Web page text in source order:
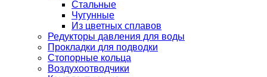
Стальные
Чугунные
Из цветных сплавов
Редукторы давления для воды
Прокладки для подводки
Стопорные кольца
Воздухоотводчики